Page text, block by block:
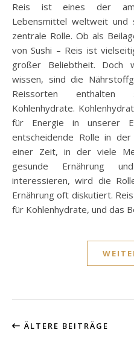
Reis ist eines der am häufigsten konsumierten
Lebensmittel weltweit und
zentrale Rolle. Ob als
von Sushi – Reis ist
großer Beliebtheit. Doch
wissen, sind die
Reissorten enthalten
Kohlenhydrate.
für Energie in unserer
entscheidende Rolle in der
einer Zeit, in der viele
gesunde Ernährung
interessieren, wird die
Ernährung oft diskutiert.
für Kohlenhydrate, und das
ÄLTERE BEITRÄGE